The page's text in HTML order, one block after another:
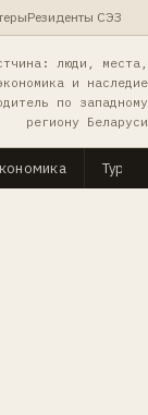
Резиденты СЭЗ
люди, места,
и наследие
по западному
региону Беларуси